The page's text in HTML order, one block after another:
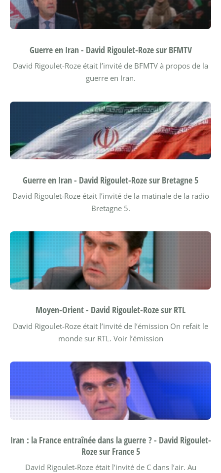
Guerre en Iran - David Rigoulet-Roze sur BFMTV
David Rigoulet-Roze était l’invité de BFMTV à propos de la
guerre en Iran.
Guerre en Iran - David Rigoulet-Roze sur Bretagne 5
David Rigoulet-Roze était l’invité de la matinale de la radio
Bretagne 5.
Moyen-Orient - David Rigoulet-Roze sur RTL
David Rigoulet-Roze était l’invité de l’émission On refait le
monde sur RTL. Voir l’émission
Iran : la France entraînée dans la guerre ? - David Rigoulet-
Roze sur France 5
David Rigoulet-Roze était l’invité de C dans l’air. Au